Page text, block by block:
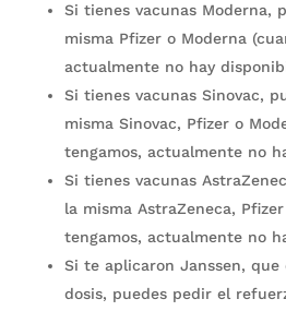
Si tienes vacunas Moderna,
misma Pfizer o Moderna
actualmente no hay
Si tienes vacunas Sinovac,
misma Sinovac, Pfizer o
tengamos, actualmente no
Si tienes vacunas
la misma AstraZeneca,
tengamos, actualmente no
Si te aplicaron Janssen, que
dosis, puedes pedir el